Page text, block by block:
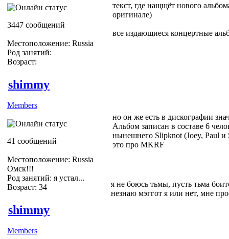
3447 сообщений
Местоположение: Russia
Род занятий:
Возраст:
текст, где нащщёт нового
оригинале)
все издающиеся концертные
shimmy
Members
41 сообщений
Местоположение: Russia
Омск!!!
Род занятий: я устал...
Возраст: 34
но он же есть в дискографии
Альбом записан в составе 6
нынешнего Slipknot (Joey, Paul и
это про MKRF
я не боюсь тьмы, пусть тьма
незнаю мэггот я или нет, мне
shimmy
Members